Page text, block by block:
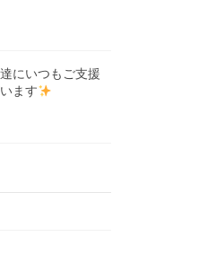
にいつもご支援
ます